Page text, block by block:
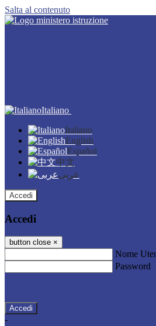
Salta al contenuto
Italiano
Italiano
English
Español
中文
عربى
Accedi
Accedi
button close ×
Nome
Password
-